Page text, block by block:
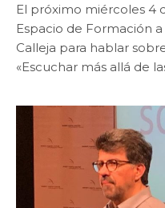
El próximo miércoles 4
Espacio de Formación
Calleja para hablar
«Escuchar más allá de